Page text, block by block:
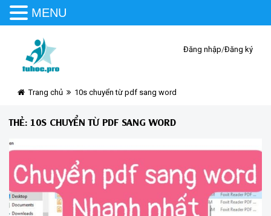
Đăng nhập/Đăng ký
Trang chủ 10s chuyển từ pdf sang word
THẺ: 10S CHUYỂN TỪ PDF SANG WORD
MENU